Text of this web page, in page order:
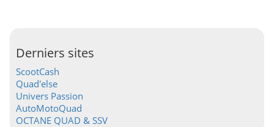
Derniers sites
ScootCash
Quad'else
Univers Passion
AutoMotoQuad
OCTANE QUAD & SSV